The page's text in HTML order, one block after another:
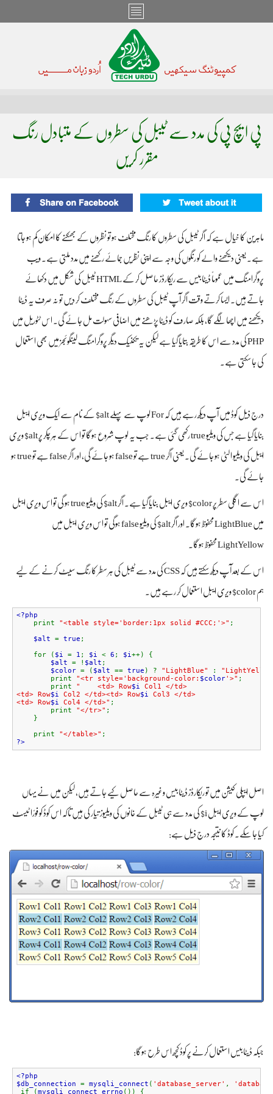
پی ایچ پی کی مدد سے ٹیبل کی سطروں کے متبادل رنگ
مقرر کریں
ماہرین کا خیال ہے کہ اگر ٹیبل کی سطروں کا رنگ مختلف ہو تو نظروں کے بھٹکنے کا امکان کم ہو جاتا
ہے۔ یعنی دیکھنے والے کو رنگوں کی وجہ سے اپنی نظریں جمائے رکھنے میں مدد ملتی ہے۔ ویب
پروگرامنگ میں عموماً‌ ڈیٹابیس سے ریکارڈز حاصل کر کے HTML ٹیبل کی شکل میں دکھائے
جاتے ہیں۔ ایسا کرتے وقت اگر آپ ٹیبل کی سطروں کے رنگ مختلف کر دیں تو نہ صرف یہ ڈیٹا
دیکھنے میں اچھا لگے گا، بلکہ صارف کو ڈیٹا پڑھنے میں اضافی سہولت مل جائے گی۔ اس ٹٹوریل میں
PHP کی مدد سے اس کا طریقہ بتایا گیا ہے لیکن یہ تکنیک دیگر پروگرامنگ لینگوئجز میں بھی استعمال
کی جا سکتی ہے۔
درج ذیل کوڈ میں آپ دیکھ رہے ہیں کہ For لوپ سے پہلے alt$ کے نام سے ایک ویری ایبل
بنایا گیا ہے جس کی ویلیو true رکھی گئی ہے۔ جب یہ لوپ شروع ہوگا تو اس کے ہر چکر پر alt$ ویری
ایبل کی ویلیو الٹی ہو جائے گی۔ یعنی اگر true ہے تو false ہو جائے گی، اور اگر false ہے تو true ہو
جائے گی۔
اس سے اگلی سطر پر color$ ویری ایبل بنایا گیا ہے۔ اگر alt$ کی ویلیو true ہو گی تو اس ویری ایبل
میں LightBlue محفوظ ہوگا۔ اور اگر alt$ کی ویلیو false ہوگی تو اس ویری ایبل میں
LightYellow محفوظ ہوگا۔
اس کے بعد آپ دیکھ سکتے ہیں کہ CSS کی مدد سے ٹیبل کی ہر سطر کا رنگ سیٹ کرنے کے لیے
ہم color$ ویری ایبل استعمال کر رہے ہیں۔
<?php
print
"<table style='border:1px solid #CCC;'>" ;
$alt = true ;
for ( $i = 1 ; $i < 6 ; $i ++) {
$alt = ! $alt ;
$color = ( $alt == true ) ? "LightBlue" :
print
"<tr style='background-color: $color'>" ;
print
" <td> Row$i
Col1 </td>
<td> Row$i Col2 </td><td> Row$i
Col3 </td>
<td> Row$i Col4 </td>" ;
print
"</tr>" ;
}
print "</table>" ;
?>
اصل ایپلی کیشن میں تو ریکارڈز ڈیٹابیس وغیرہ سے حاصل کیے جاتے ہیں، لیکن میں نے یہاں
لوپ کے ویری ایبل i$ کی مدد سے ہی ٹیبل کے خانوں کی ویلیوز تیار کی ہیں تاکہ اس کوڈ کو فورً‌ا ٹیسٹ
کیا جا سکے۔ کوڈ کا نتیجہ درج ذیل ہے:
جبکہ ڈیٹابیس استعمال کرنے پر کوڈ کچھ اس طرح ہوگا:
<?php
$db_connection = mysqli_connect ( 'database_server' ,
if (mysqli_connect_errno ()) {